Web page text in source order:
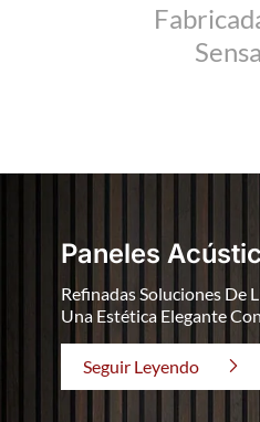
Paneles
Refinadas Soluciones De
Una Estética Elegante
Seguir Leyendo